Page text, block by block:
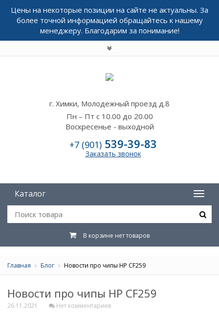
Цены на некоторые позиции на сайте не актуальны. За
более точной информацией обращайтесь к нашему
менеджеру. Благодарим за понимание!
г. Химки, Молодежный проезд д.8
Пн – Пт с 10.00 до 20.00
Воскресенье - выходной
+7 (901) 539-39-83
Заказать звонок
Каталог
В корзине нет товаров
Главная Блог Новости про чипы HP CF259
Новости про чипы HP CF259
26.11.2021 Нет комментариев